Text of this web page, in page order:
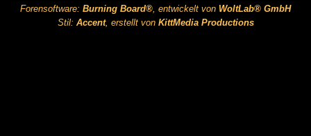
Forensoftware: Burning Board®, entwickelt von WoltLab® GmbH
Stil: Accent, erstellt von KittMedia Productions